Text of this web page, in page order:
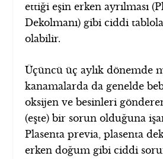
ettiği eşin erken ayrılması
Dekolmanı) gibi ciddi
olabilir.
Üçüncü üç aylık dönemde
kanamalarda da genelde
oksijen ve besinleri
(eşte) bir sorun olduğuna
Plasenta previa, plasenta
erken doğum gibi ciddi